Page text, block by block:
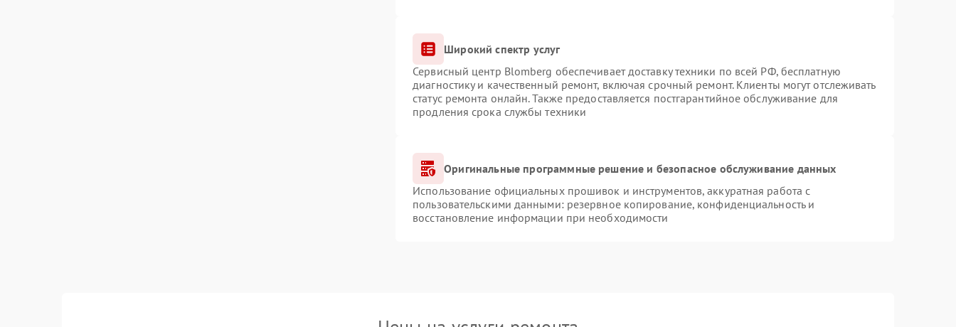
Широкий спектр услуг
Сервисный центр Blomberg обеспечивает доставку техники по всей РФ, бесплатную
диагностику и качественный ремонт, включая срочный ремонт. Клиенты могут отслеживать
статус ремонта онлайн. Также предоставляется постгарантийное обслуживание для
продления срока службы техники
Оригинальные программные решение и безопасное обслуживание данных
Использование официальных прошивок и инструментов, аккуратная работа с
пользовательскими данными: резервное копирование, конфиденциальность и
восстановление информации при необходимости